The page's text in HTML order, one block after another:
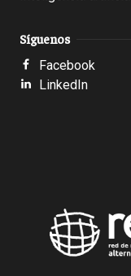
Síguenos
Facebook
LinkedIn